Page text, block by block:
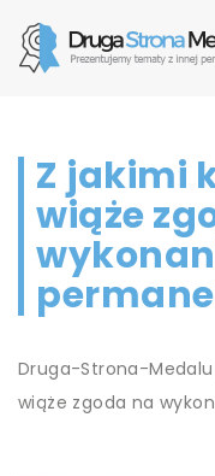
Z jakimi
wiąże
Druga-Strona-Medalu
wiąże zgoda na